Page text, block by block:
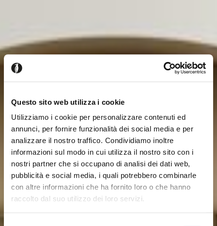
Questo sito web utilizza i cookie
Utilizziamo i cookie per personalizzare contenuti ed
annunci, per fornire funzionalità dei social media e per
analizzare il nostro traffico. Condividiamo inoltre
informazioni sul modo in cui utilizza il nostro sito con i
nostri partner che si occupano di analisi dei dati web,
pubblicità e social media, i quali potrebbero combinarle
con altre informazioni che ha fornito loro o che hanno
raccolto dal suo utilizzo dei loro servizi.